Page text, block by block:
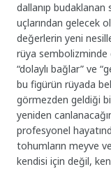
dallanıp budaklanan
uçlarından gelecek
değerlerin yeni
rüya
“dolaylı bağlar” ve
bu figürün rüyada
görmezden geldiği
yeniden
profesyonel
tohumların meyve
kendisi için değil,